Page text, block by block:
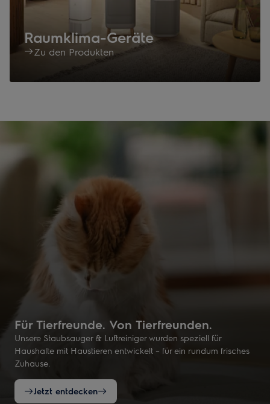
Raumklima-Geräte
Zu den Produkten
Für Tierfreunde. Von Tierfreunden.
Unsere Staubsauger & Luftreiniger wurden speziell für
Haushalte mit Haustieren entwickelt – für ein rundum frisches
Zuhause.
Jetzt entdecken